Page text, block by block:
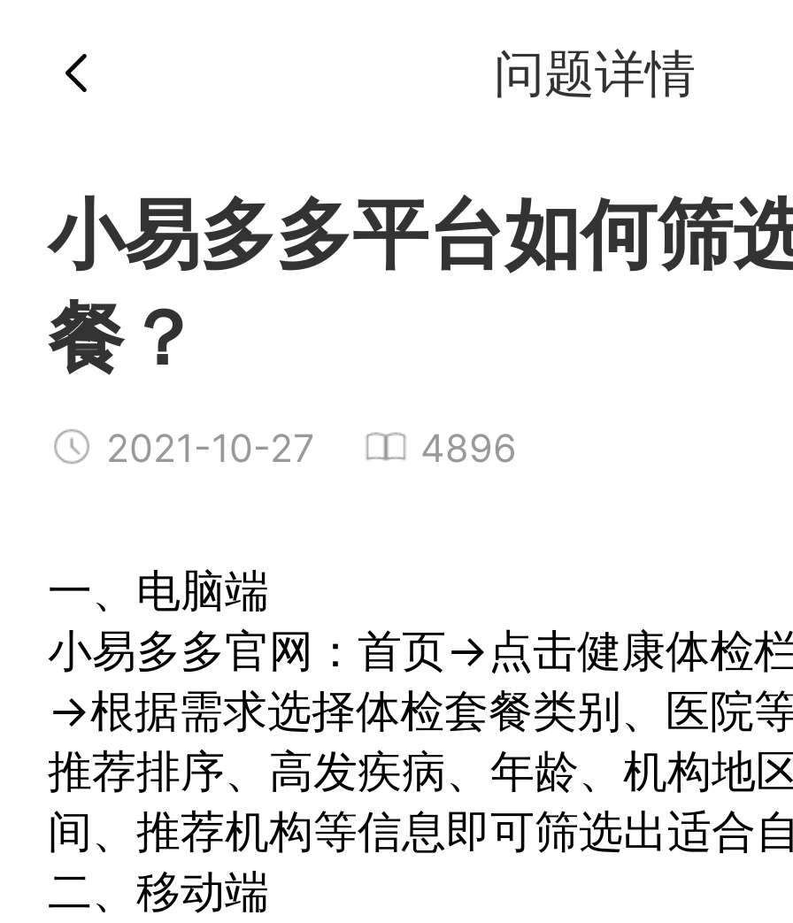
问题详情
小易多多平台如何筛
餐？
2021-10-27 4896
一、电脑端
小易多多官网：首页→点击健康体检
→根据需求选择体检套餐类别、医院
推荐排序、高发疾病、年龄、机构地
间、推荐机构等信息即可筛选出适合
二、移动端